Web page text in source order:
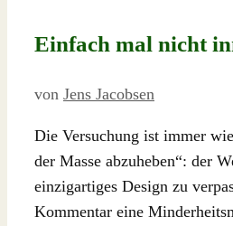
Einfach mal nicht
von Jens Jacobsen
Die Versuchung ist immer
der Masse abzuheben“: der
einzigartiges Design zu
Kommentar eine